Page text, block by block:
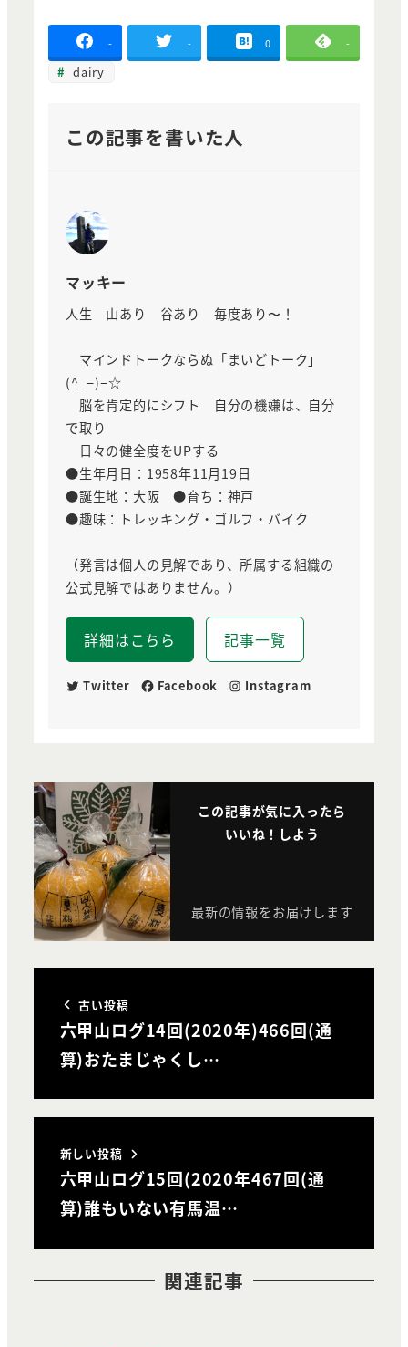
- - 0 -
dairy
この記事を書いた人
マッキー
人生 山あり 谷あり 毎度あり〜！
マインドトークならぬ「まいどトーク」
(^_−)−☆
脳を肯定的にシフト 自分の機嫌は、自分
で取り
日々の健全度をUPする
●生年月日：1958年11月19日
●誕生地：大阪 ●育ち：神戸
●趣味：トレッキング・ゴルフ・バイク
（発言は個人の見解であり、所属する組織の
公式見解ではありません。）
詳細はこちら 記事一覧
Twitter Facebook Instagram
この記事が気に入ったら
いいね！しよう
最新の情報をお届けします
古い投稿
六甲山ログ14回(2020年)466回(通
算)おたまじゃくし…
新しい投稿
六甲山ログ15回(2020年467回(通
算)誰もいない有馬温…
関連記事